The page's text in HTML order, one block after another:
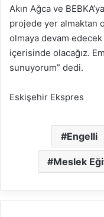
Akın Ağca ve
projede yer almaktan
olmaya devam
içerisinde olacağız.
sunuyorum” dedi.
Eskişehir Ekspres
Engelli
Meslek